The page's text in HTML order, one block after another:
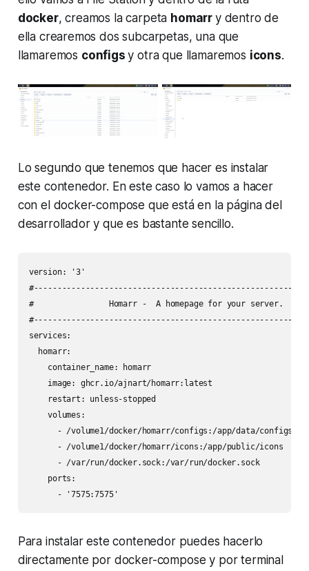
docker, creamos la carpeta homarr y dentro de
ella crearemos dos subcarpetas, una que
llamaremos configsy otra que llamaremos icons.
Lo segundo que tenemos que hacer es instalar
este contenedor. En este caso lo vamos a hacer
con el docker-compose que está en la página del
desarrollador y que es bastante sencillo.
version: '3'
#                Homarr -  A homepage for your server.
services:
  homarr:
    container_name: homarr
    image: ghcr.io/ajnart/homarr:latest
    restart: unless-stopped
    volumes:
      - /volume1/docker/homarr/configs:/app/data/configs
      - /volume1/docker/homarr/icons:/app/public/icons
      - /var/run/docker.sock:/var/run/docker.sock
    ports:
      - '7575:7575'
Para instalar este contenedor puedes hacerlo
directamente por docker-compose y por terminal